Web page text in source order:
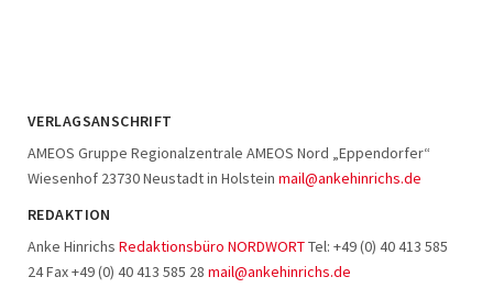
VERLAGSANSCHRIFT
AMEOS Gruppe Regionalzentrale AMEOS Nord „Eppendorfer“
Wiesenhof 23730 Neustadt in Holstein mail@ankehinrichs.de
REDAKTION
Anke Hinrichs Redaktionsbüro NORDWORTTel: +49 (0) 40 413 585
24 Fax +49 (0) 40 413 585 28 mail@ankehinrichs.de